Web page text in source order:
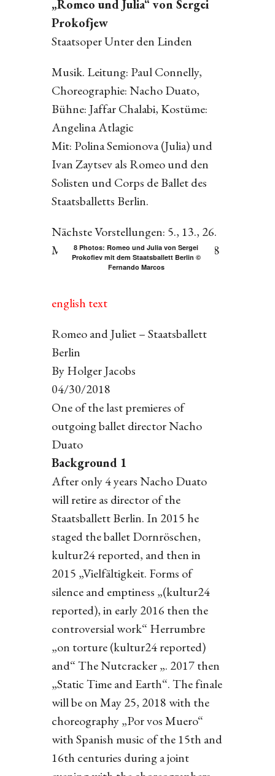
„Romeo und Julia“ von Sergei
Prokofjew
Staatsoper Unter den Linden
Musik. Leitung: Paul Connelly,
Choreographie: Nacho Duato,
Bühne: Jaffar Chalabi, Kostüme:
Angelina Atlagic
Mit: Polina Semionova (Julia) und
Ivan Zaytsev als Romeo und den
Solisten und Corps de Ballet des
Staatsballetts Berlin.
Nächste Vorstellungen: 5., 13., 26.
Mai und 12., 20. und 23. Juni 2018
8 Photos: Romeo und Julia von Sergei
Prokofiev mit dem Staatsballett Berlin ©
Fernando Marcos
english text
Romeo and Juliet – Staatsballett
Berlin
By Holger Jacobs
04/30/2018
One of the last premieres of
outgoing ballet director Nacho
Duato
Background 1
After only 4 years Nacho Duato
will retire as director of the
Staatsballett Berlin. In 2015 he
staged the ballet Dornröschen,
kultur24 reported, and then in
2015 „Vielfältigkeit. Forms of
silence and emptiness „(kultur24
reported), in early 2016 then the
controversial work“ Herrumbre
„on torture (kultur24 reported)
and“ The Nutcracker „. 2017 then
„Static Time and Earth“. The finale
will be on May 25, 2018 with the
choreography „Por vos Muero“
with Spanish music of the 15th and
16th centuries during a joint